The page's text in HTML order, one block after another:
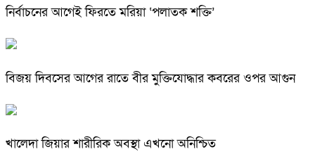
নির্বাচনের আগেই ফিরতে মরিয়া ‘পলাতক শক্তি’
বিজয় দিবসের আগের রাতে বীর মুক্তিযোদ্ধার কবরের ওপর আগুন
খালেদা জিয়ার শারীরিক অবস্থা এখনো অনিশ্চিত